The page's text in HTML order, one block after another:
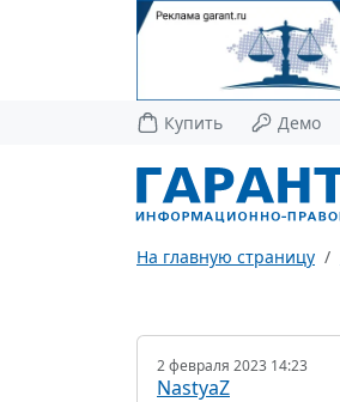
Купить Демо
На главную страницу
2 февраля 2023 14:23
NastyaZ